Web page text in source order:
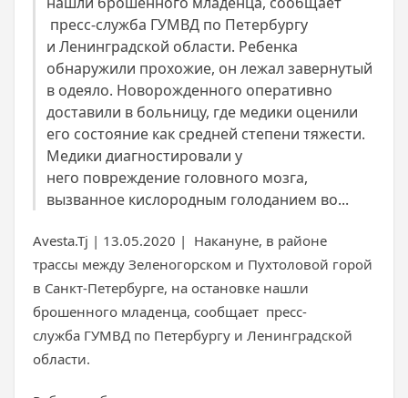
пресс-служба ГУМВД по Петербургу
и Ленинградской области. Ребенка
обнаружили прохожие, он лежал завернутый
в одеяло. Новорожденного оперативно
доставили в больницу, где медики оценили
его состояние как средней степени тяжести.
Медики диагностировали у
него повреждение головного мозга,
вызванное кислородным голоданием во...
Avesta.Tj | 13.05.2020 | Накануне, в районе
трассы между Зеленогорском и Пухтоловой горой
в Санкт-Петербурге, на остановке нашли
брошенного младенца, сообщает пресс-
служба ГУМВД по Петербургу и Ленинградской
области.